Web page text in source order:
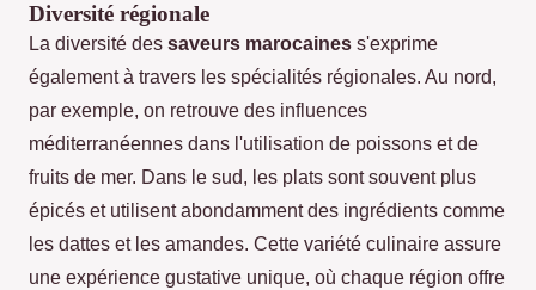
Diversité régionale
La diversité des saveurs marocaines s'exprime
également à travers les spécialités régionales. Au nord,
par exemple, on retrouve des influences
méditerranéennes dans l'utilisation de poissons et de
fruits de mer. Dans le sud, les plats sont souvent plus
épicés et utilisent abondamment des ingrédients comme
les dattes et les amandes. Cette variété culinaire assure
une expérience gustative unique, où chaque région offre